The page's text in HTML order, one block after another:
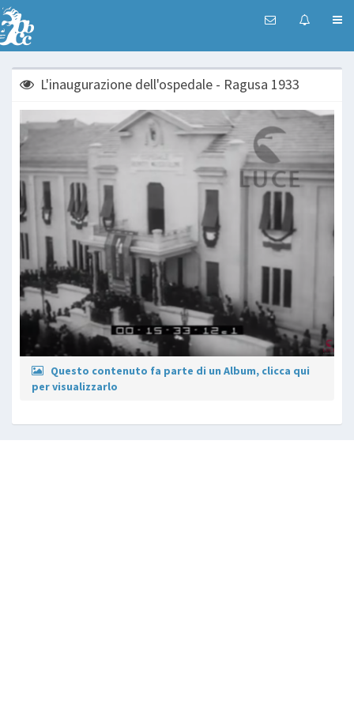
L'inaugurazione dell'ospedale - Ragusa 1933
Questo contenuto fa parte di un Album, clicca qui
per visualizzarlo